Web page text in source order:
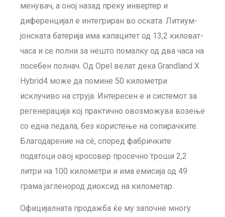
менувач, а оној назад преку инвертер и
диференцијал е интегриран во оската. Литиум-
јонската батерија има капацитет од 13,2 киловат-
часа и се полни за нешто помалку од два часа на
посебен полнач. Од Opel велат дека Grandland X
Hybrid4 може да помине 50 километри
исклучиво на струја. Интересен е и системот за
регенерација кој практично овозможува возење
со една педала, без користење на сопирачките.
Благодарение на сé, според фабричките
податоци овој кросовер просечно троши 2,2
литри на 100 километри и има емисија од 49
грама јагленород диоксид на километар.
Официјалната продажба ќе му започне многу